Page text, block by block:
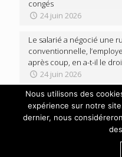
congés
24 juin 2026
Le salarié a négocié une
conventionnelle,
après coup, en a-t-il le
24 juin 2026
© 2020 Editpaie |
Nous utilisons des
expérience sur notre
dernier, nous